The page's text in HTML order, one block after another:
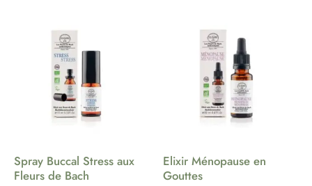
Spray Buccal Stress aux
Fleurs de Bach
Elixir Ménopause en
Gouttes